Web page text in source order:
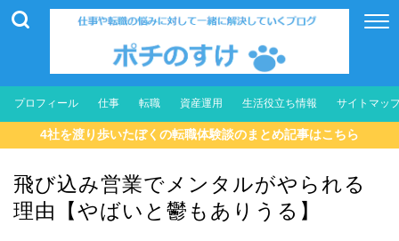
プロフィール 仕事 転職 資産運用 生活役立ち情報 サイトマッ
4社を渡り歩いたぼくの転職体験談のまとめ記事はこちら
飛び込み営業でメンタルがやられる
理由【やばいと鬱もありうる】